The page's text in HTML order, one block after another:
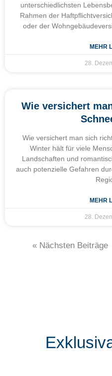
unterschiedlichsten
Rahmen der
oder der
MEHR
28.
Wie versichert
Wie versichert man sich
Winter hält für viele
Landschaften und
auch potenzielle Gefahren
MEHR
28.
« Nächsten Beiträge